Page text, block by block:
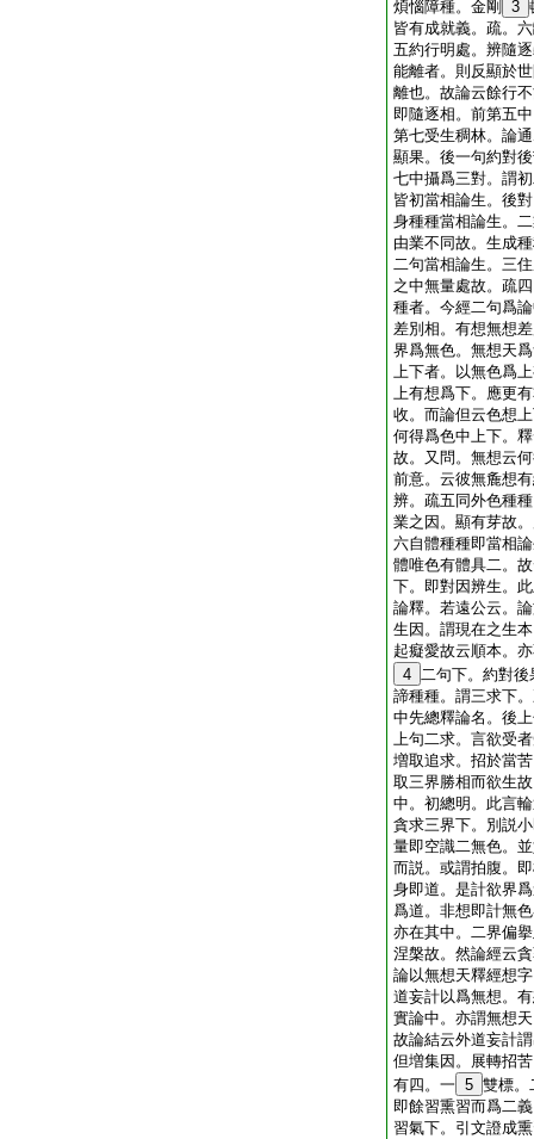
煩惱障種。金剛 3
皆有成就義。疏。
五約行明處。辨隨
能離者。則反顯於
離也。故論云餘行
即隨逐相。前第五
第七受生稠林。論
顯果。後一句約對
七中攝爲三對。謂
皆初當相論生。後
身種種當相論生。
由業不同故。生成
二句當相論生。三
之中無量處故。疏
種者。今經二句爲
差別相。有想無想
界爲無色。無想天
上下者。以無色爲
上有想爲下。應更
收。而論但云色想
何得爲色中上下。
故。又問。無想云
前意。云彼無麁想
辨。疏五同外色種
業之因。顯有芽故
六自體種種即當相
體唯色有體具二。
下。即對因辨生。
論釋。若遠公云。
生因。謂現在之生
起癡愛故云順本。
4 二句下。約對
諦種種。謂三求下
中先總釋論名。後
上句二求。言欲受
増取追求。招於當
取三界勝相而欲生
中。初總明。此言
貪求三界下。別説
量即空識二無色。
而説。或謂拍腹。
身即道。是計欲界
爲道。非想即計無
亦在其中。二界偏
涅槃故。然論經云
論以無想天釋經想
道妄計以爲無想。
實論中。亦謂無想
故論結云外道妄計
但増集因。展轉招
有四。一 5 雙標。
即餘習熏習而爲二
習氣下。引文證成